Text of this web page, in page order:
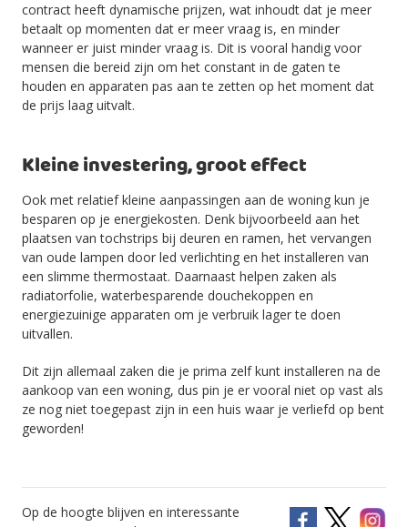
contract heeft dynamische prijzen, wat inhoudt dat je meer
betaalt op momenten dat er meer vraag is, en minder
wanneer er juist minder vraag is. Dit is vooral handig voor
mensen die bereid zijn om het constant in de gaten te
houden en apparaten pas aan te zetten op het moment dat
de prijs laag uitvalt.
Kleine investering, groot effect
Ook met relatief kleine aanpassingen aan de woning kun je
besparen op je energiekosten. Denk bijvoorbeeld aan het
plaatsen van tochstrips bij deuren en ramen, het vervangen
van oude lampen door led verlichting en het installeren van
een slimme thermostaat. Daarnaast helpen zaken als
radiatorfolie, waterbesparende douchekoppen en
energiezuinige apparaten om je verbruik lager te doen
uitvallen.
Dit zijn allemaal zaken die je prima zelf kunt installeren na de
aankoop van een woning, dus pin je er vooral niet op vast als
ze nog niet toegepast zijn in een huis waar je verliefd op bent
geworden!
Op de hoogte blijven en interessante